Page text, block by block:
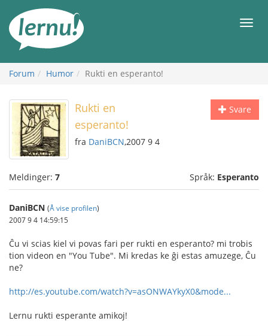
innholdet
Meny
Forum Humor Rukti en esperanto!
Svare
Rukti en
esperanto!
fra DaniBCN,2007 9 4
Meldinger: 7 Språk: Esperanto
DaniBCN (Å vise profilen)
2007 9 4 14:59:15
Ĉu vi scias kiel vi povas fari per rukti en esperanto? mi trobis
tion videon en "You Tube". Mi kredas ke ĝi estas amuzege, Ĉu
ne?
http://es.youtube.com/watch?v=asONWAYkyX0&mode...
Lernu rukti esperante amikoj!